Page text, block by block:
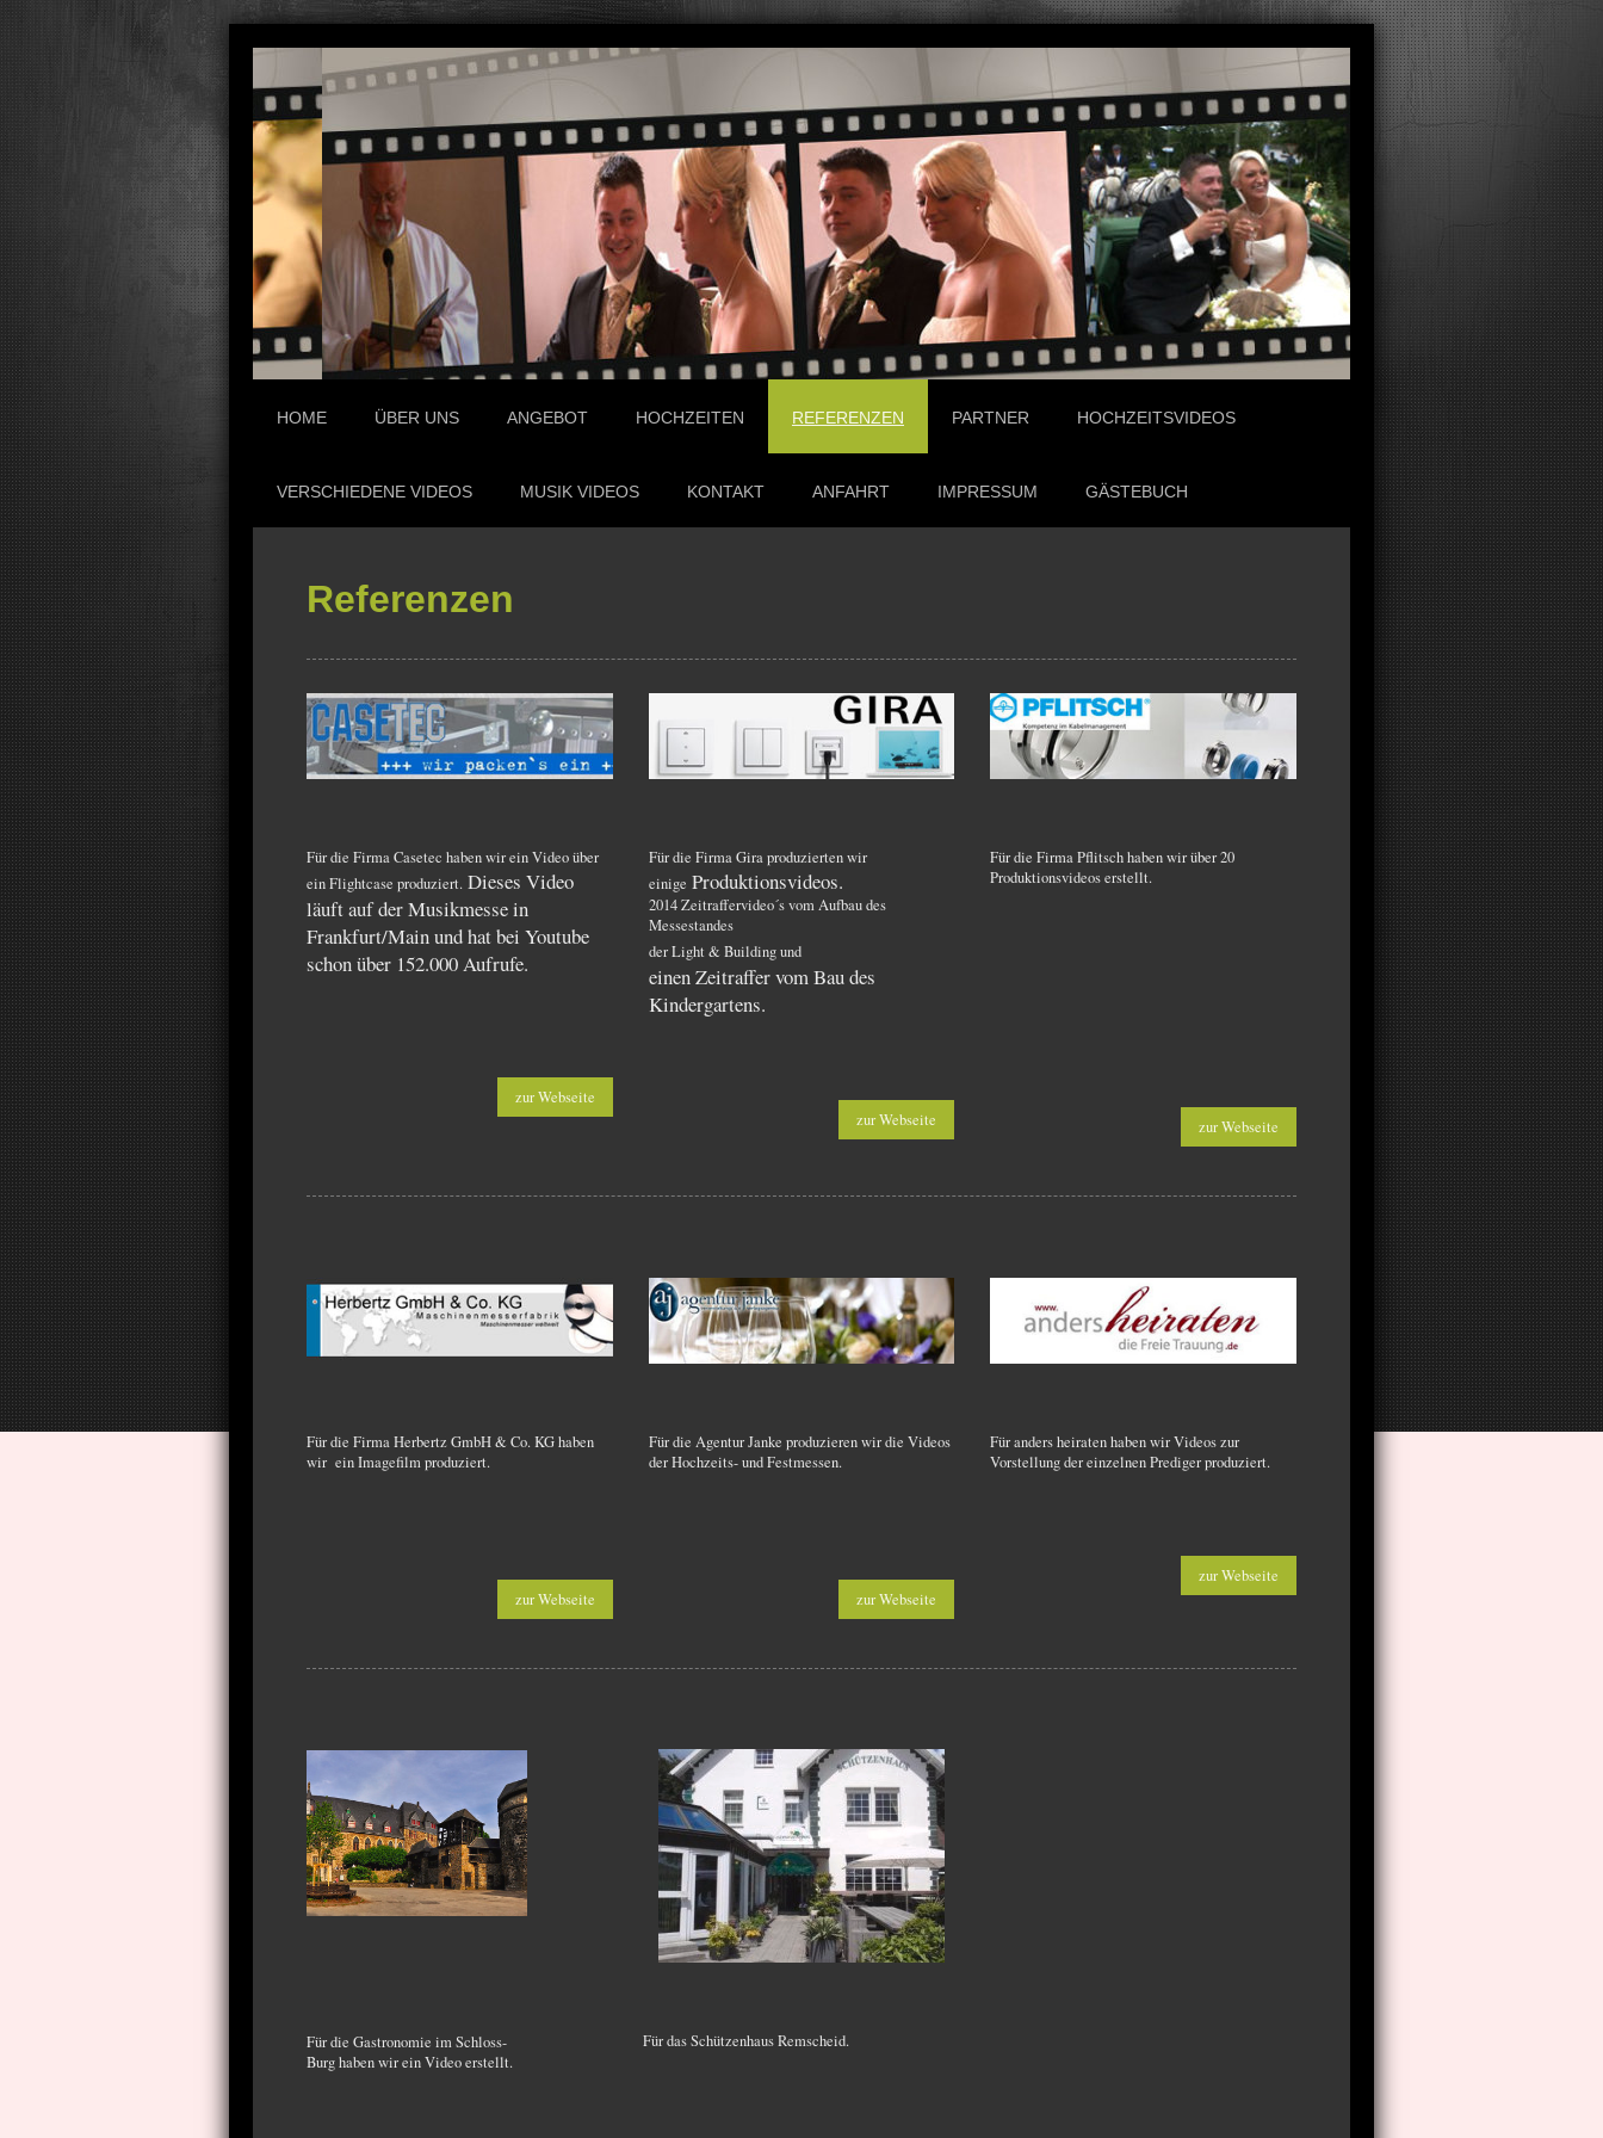
HOME ÜBER UNS ANGEBOT HOCHZEITEN REFERENZEN PARTNER HOCHZEITSVIDEOS
VERSCHIEDENE VIDEOS MUSIK VIDEOS KONTAKT ANFAHRT IMPRESSUM GÄSTEBUCH
Referenzen
Für die Firma Casetec haben wir ein Video über
ein Flightcase produziert. Dieses Video
läuft auf der Musikmesse in
Frankfurt/Main und hat bei Youtube
schon über 152.000 Aufrufe.
zur Webseite
Für die Firma Gira produzierten wir
einige Produktionsvideos.
2014 Zeitraffervideo´s vom Aufbau des
Messestandes
der Light & Building und
einen Zeitraffer vom Bau des
Kindergartens.
zur Webseite
Für die Firma Pflitsch haben wir über 20
Produktionsvideos erstellt.
zur Webseite
Für die Firma Herbertz GmbH & Co. KG haben
wir ein Imagefilm produziert.
zur Webseite
Für die Agentur Janke produzieren wir die Videos
der Hochzeits- und Festmessen.
zur Webseite
Für anders heiraten haben wir Videos zur
Vorstellung der einzelnen Prediger produziert.
zur Webseite
Für die Gastronomie im Schloss-
Burg haben wir ein Video erstellt.
Für das Schützenhaus Remscheid.